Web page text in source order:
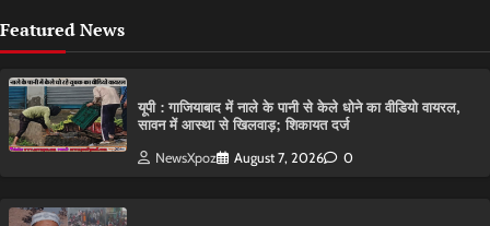
Featured News
यूपी : गाजियाबाद में नाले के पानी से केले धोने का वीडियो वायरल,
सावन में आस्था से खिलवाड़; शिकायत दर्ज
NewsXpoz August 7, 2026 0